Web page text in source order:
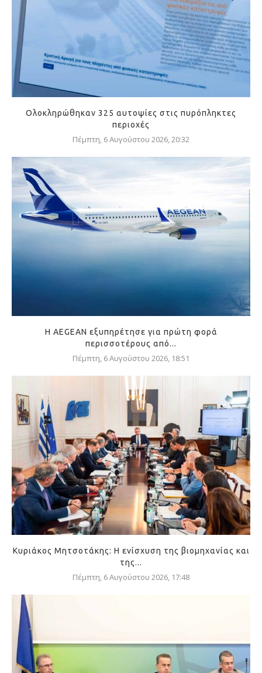
Ολοκληρώθηκαν 325 αυτοψίες στις πυρόπληκτες
περιοχές
Πέμπτη, 6 Αυγούστου 2026, 20:32
Η AEGEAN εξυπηρέτησε για πρώτη φορά
περισσοτέρους από...
Πέμπτη, 6 Αυγούστου 2026, 18:51
Κυριάκος Μητσοτάκης: Η ενίσχυση της βιομηχανίας και
της...
Πέμπτη, 6 Αυγούστου 2026, 17:48